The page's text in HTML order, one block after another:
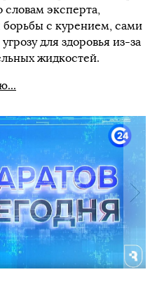
словам эксперта,
борьбы с курением, сами
для здоровья из-за
жидкостей.